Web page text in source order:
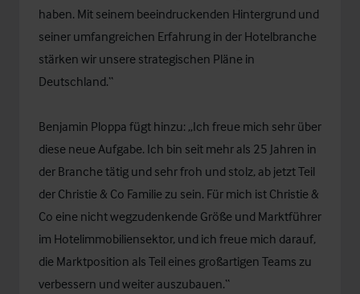
haben. Mit seinem beeindruckenden Hintergrund und
seiner umfangreichen Erfahrung in der Hotelbranche
stärken wir unsere strategischen Pläne in
Deutschland.“
Benjamin Ploppa fügt hinzu: „Ich freue mich sehr über
diese neue Aufgabe. Ich bin seit mehr als 25 Jahren in
der Branche tätig und sehr froh und stolz, ab jetzt Teil
der Christie & Co Familie zu sein. Für mich ist Christie &
Co eine nicht wegzudenkende Größe und Marktführer
im Hotelimmobiliensektor, und ich freue mich darauf,
die Marktposition als Teil eines großartigen Teams zu
verbessern und weiter auszubauen.“